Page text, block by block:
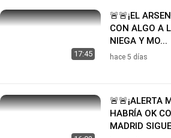
17:45
🚨🚨¡EL
CON ALGO A
NIEGA Y MO...
hace 5 días
🚨🚨¡ALERTA
HABRÍA OK
MADRID